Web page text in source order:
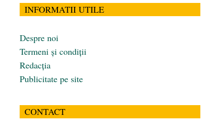
INFORMATII UTILE
Despre noi
Termeni și condiții
Redacția
Publicitate pe site
CONTACT